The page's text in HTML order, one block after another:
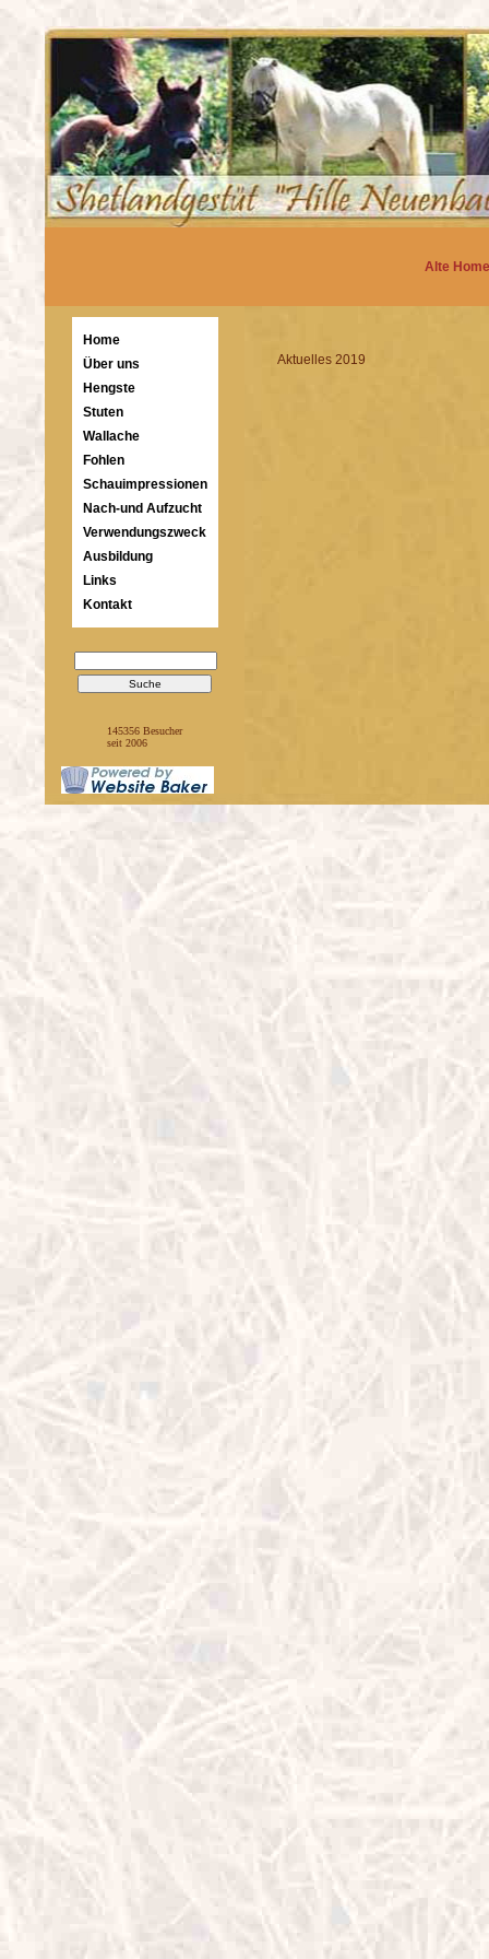
Alte
Home
Über uns
Hengste
Stuten
Wallache
Fohlen
Schauimpressionen
Nach-und Aufzucht
Verwendungszweck
Ausbildung
Links
Kontakt
145356 Besucher
seit 2006
Aktuelles 2019